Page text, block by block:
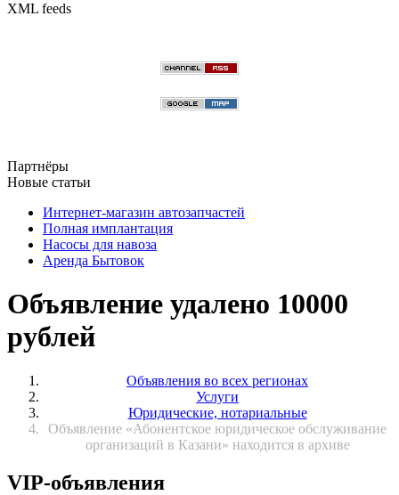
XML feeds
Партнёры
Новые статьи
Интернет-магазин автозапчастей
Полная имплантация
Насосы для навоза
Аренда Бытовок
Объявление удалено 10000
рублей
Объявления во всех регионах
Услуги
Юридические, нотариальные
Объявление «Абонентское юридическое обслуживание
организаций в Казани» находится в архиве
VIP-объявления